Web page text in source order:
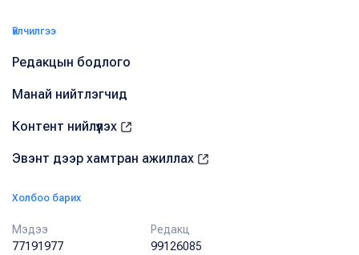
Үйлчилгээ
Редакцын бодлого
Манай нийтлэгчид
Контент нийлүүлэх
Эвэнт дээр хамтран ажиллах
Холбоо барих
Мэдээ
77191977
Редакц
99126085